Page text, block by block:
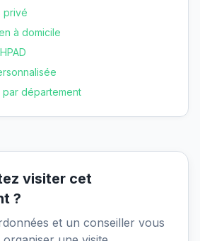
privé
à domicile
par département
visiter cet
?
et un conseiller vous